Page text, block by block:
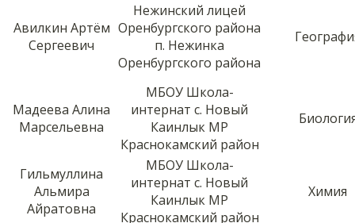
Авилкин Артём
Сергеевич
Нежинский лицей
Оренбургского района
п. Нежинка
Оренбургского района
Мадеева Алина
Марсельевна
МБОУ Школа-
интернат с. Новый
Каинлык МР
Краснокамский район
Гильмуллина
Альмира
Айратовна
МБОУ Школа-
интернат с. Новый
Каинлык МР
Краснокамский район
Химия